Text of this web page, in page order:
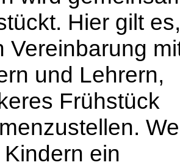
Hier gilt es,
Vereinbarung
und Lehrern,
Frühstück
ein